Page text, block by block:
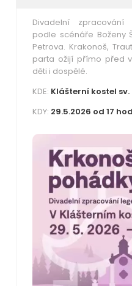
Divadelní zpracování
podle scénáře Boženy
Petrova. Krakonoš,
parta ožijí přímo před
děti i dospělé.
KDE: Klášterní kostel
KDY: 29.5.2026 od 17